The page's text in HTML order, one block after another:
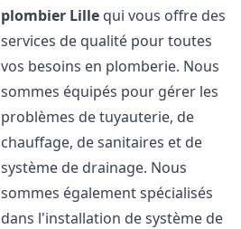
plombier Lille qui vous offre des
services de qualité pour toutes
vos besoins en plomberie. Nous
sommes équipés pour gérer les
problèmes de tuyauterie, de
chauffage, de sanitaires et de
système de drainage. Nous
sommes également spécialisés
dans l'installation de système de